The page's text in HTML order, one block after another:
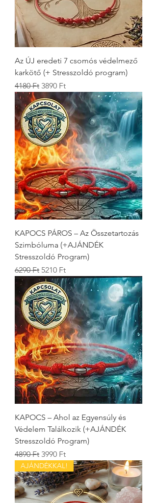
Az ÚJ eredeti 7 csomós védelmező
karkötő (+ Stresszoldó program)
Szokásos ár
4180 Ft Akciós ár
3890 Ft
KAPOCS PÁROS – Az Összetartozás
Szimbóluma (+AJÁNDÉK
Stresszoldó Program)
Szokásos ár
6290 Ft Akciós ár
5210 Ft
KAPOCS – Ahol az Egyensúly és
Védelem Találkozik (+AJÁNDÉK
Stresszoldó Program)
Szokásos ár
4890 Ft Akciós ár
3990 Ft
AJÁNDÉKKAL!